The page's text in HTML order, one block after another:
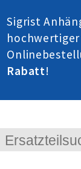
Sigrist
Rabatt!